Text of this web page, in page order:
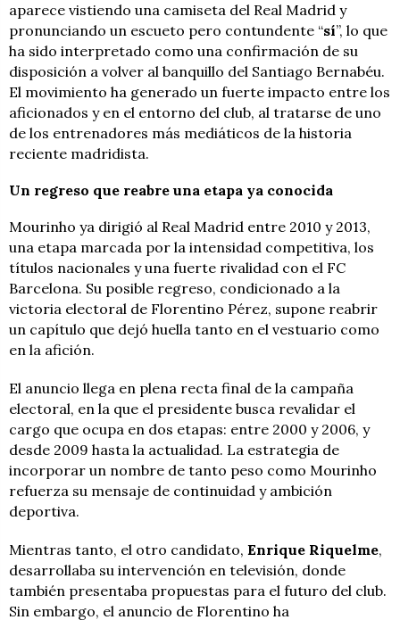
aparece vistiendo una camiseta del Real Madrid y
pronunciando un escueto pero contundente “sí”, lo que
ha sido interpretado como una confirmación de su
disposición a volver al banquillo del Santiago Bernabéu.
El movimiento ha generado un fuerte impacto entre los
aficionados y en el entorno del club, al tratarse de uno
de los entrenadores más mediáticos de la historia
reciente madridista.
Un regreso que reabre una etapa ya conocida
Mourinho ya dirigió al Real Madrid entre 2010 y 2013,
una etapa marcada por la intensidad competitiva, los
títulos nacionales y una fuerte rivalidad con el FC
Barcelona. Su posible regreso, condicionado a la
victoria electoral de Florentino Pérez, supone reabrir
un capítulo que dejó huella tanto en el vestuario como
en la afición.
El anuncio llega en plena recta final de la campaña
electoral, en la que el presidente busca revalidar el
cargo que ocupa en dos etapas: entre 2000 y 2006, y
desde 2009 hasta la actualidad. La estrategia de
incorporar un nombre de tanto peso como Mourinho
refuerza su mensaje de continuidad y ambición
deportiva.
Mientras tanto, el otro candidato, Enrique Riquelme,
desarrollaba su intervención en televisión, donde
también presentaba propuestas para el futuro del club.
Sin embargo, el anuncio de Florentino ha